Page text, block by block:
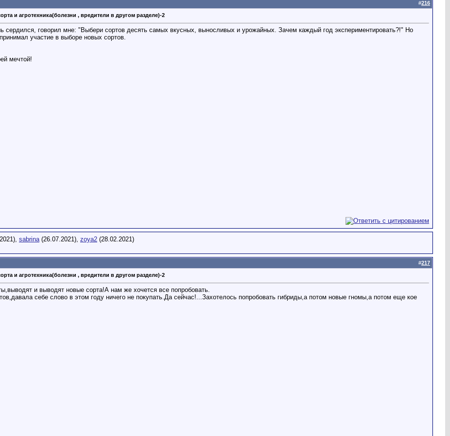
#216
и агротехника(болезни , вредители в другом разделе)-2
сердился, говорил мне: "Выбери сортов десять самых вкусных, выносливых и урожайных. Зачем каждый год экспериментировать?!" Но
участие в выборе новых сортов.
мечтой!
sabrina(26.07.2021), zoya2 (28.02.2021)
#217
и агротехника(болезни , вредители в другом разделе)-2
и выводят новые сорта!А нам же хочется все попробовать.
себе слово в этом году ничего не покупать.Да сейчас!...Захотелось попробовать гибриды,а потом новые гномы,а потом еще кое